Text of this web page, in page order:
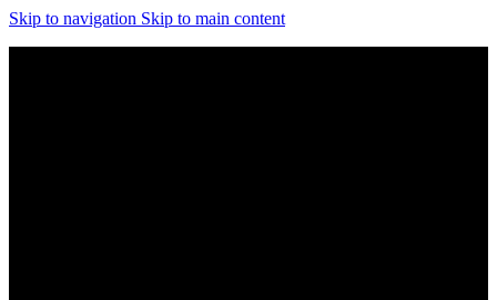
Skip to navigation Skip to main content